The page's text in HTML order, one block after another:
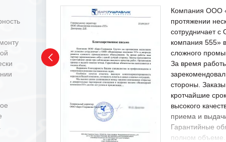
Компания ООО
протяжении
сотрудничает
компания 555»
сложного
За время
стороны.
кротчайшие
высокого
приема и выдачи
Гарантийные
полном объеме.